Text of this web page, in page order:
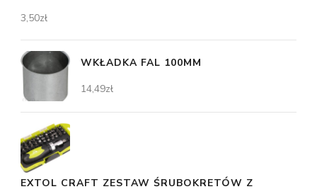
3,50zł
WKŁADKA FAL 100MM
14,49zł
EXTOL CRAFT ZESTAW ŚRUBOKRETÓW Z